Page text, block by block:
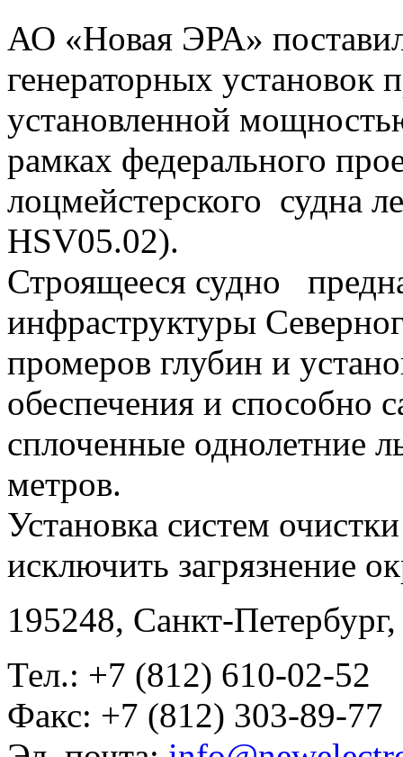
АО «Новая ЭРА»
генераторных
установленной
рамках федерального
лоцмейстерского судна
HSV05.02).
Строящееся судно
инфраструктуры
промеров глубин и
обеспечения и способно
сплоченные однолетние
метров.
Установка систем
исключить загрязнение
195248, Санкт-
Тел.: +7 (812) 610-02-52
Факс: +7 (812) 303-89-77